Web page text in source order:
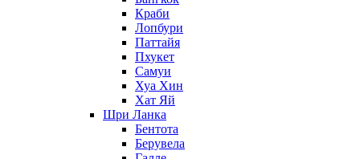
Краби
Лопбури
Паттайя
Пхукет
Самуи
Хуа Хин
Хат Яй
Шри Ланка
Бентота
Берувела